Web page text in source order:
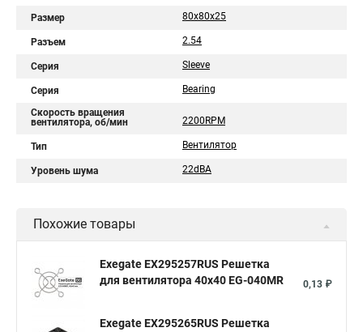
Размер 80x80x25
Разъем 2.54
Серия Sleeve
Серия Bearing
Скорость вращения
вентилятора, об/мин
2200RPM
Тип Вентилятор
Уровень шума 22dBA
Похожие товары
Exegate EX295257RUS Решетка
для вентилятора 40x40 EG-040MR
0,13 ₽
Exegate EX295265RUS Решетка